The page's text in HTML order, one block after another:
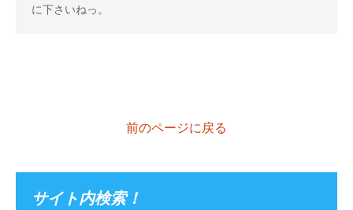
に下さいねっ。
前のページに戻る
サイト内検索！